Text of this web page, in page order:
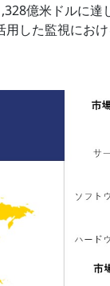
億米ドルに達
した監視にお